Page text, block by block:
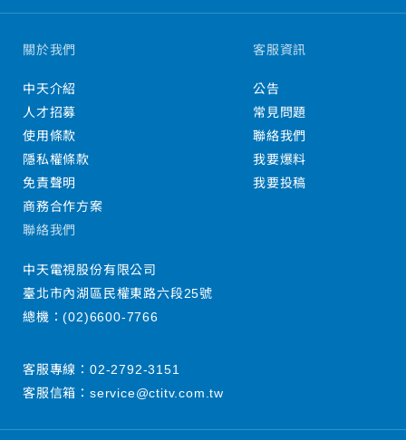
關於我們
中天介紹
人才招募
使用條款
隱私權條款
免責聲明
商務合作方案
客服資訊
公告
常見問題
聯絡我們
我要爆料
我要投稿
聯絡我們
中天電視股份有限公司
臺北市內湖區民權東路六段25號
總機：(02)6600-7766
客服專線： 02-2792-3151
客服信箱： service@ctitv.com.tw